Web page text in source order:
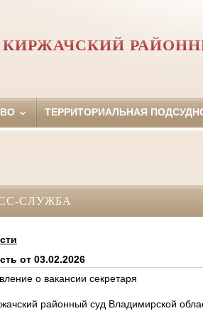
КИРЖАЧСКИЙ
ТЕРРИТОРИАЛЬНАЯ
СЛУЖБА
от 03.02.2026
о вакансии секретаря
районный суд Владимирской